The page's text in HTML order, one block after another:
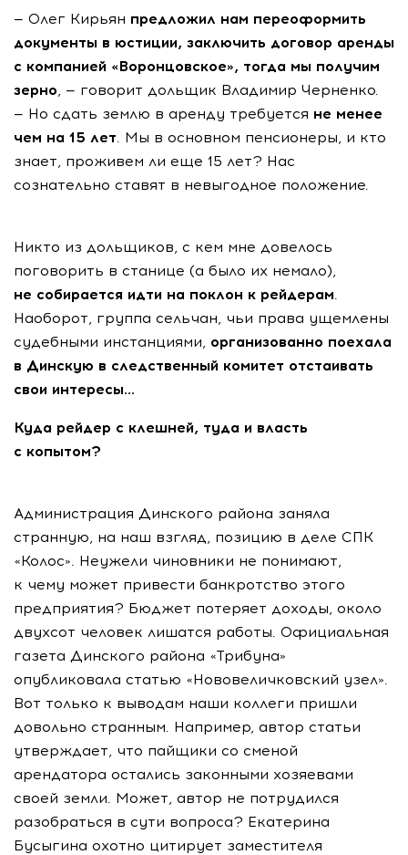
— Олег Кирьян предложил нам переоформить
документы в юстиции, заключить договор аренды
с компанией «Воронцовское», тогда мы получим
зерно, — говорит дольщик Владимир Черненко.
— Но сдать землю в аренду требуется не менее
чем на 15 лет. Мы в основном пенсионеры, и кто
знает, проживем ли еще 15 лет? Нас
сознательно ставят в невыгодное положение.
Никто из дольщиков, с кем мне довелось
поговорить в станице (а было их немало),
не собирается идти на поклон к рейдерам.
Наоборот, группа сельчан, чьи права ущемлены
судебными инстанциями, организованно поехала
в Динскую в следственный комитет отстаивать
свои интересы...
Куда рейдер с клешней, туда и власть
с копытом?
Администрация Динского района заняла
странную, на наш взгляд, позицию в деле СПК
«Колос». Неужели чиновники не понимают,
к чему может привести банкротство этого
предприятия? Бюджет потеряет доходы, около
двухсот человек лишатся работы. Официальная
газета Динского района «Трибуна»
опубликовала статью «Нововеличковский узел».
Вот только к выводам наши коллеги пришли
довольно странным. Например, автор статьи
утверждает, что пайщики со сменой
арендатора остались законными хозяевами
своей земли. Может, автор не потрудился
разобраться в сути вопроса? Екатерина
Бусыгина охотно цитирует заместителя